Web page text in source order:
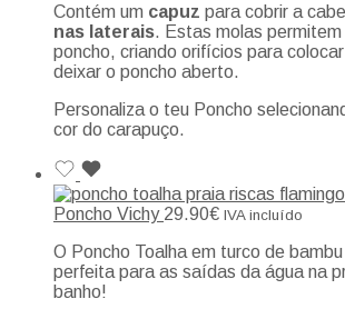
Contém um capuz para cobrir a
nas laterais. Estas molas permitem
poncho, criando orifícios para
deixar o poncho aberto.
Personaliza o teu Poncho
cor do carapuço.
Poncho Vichy 29.90€ IVA incluído
O Poncho Toalha em turco de
perfeita para as saídas da água na
banho!